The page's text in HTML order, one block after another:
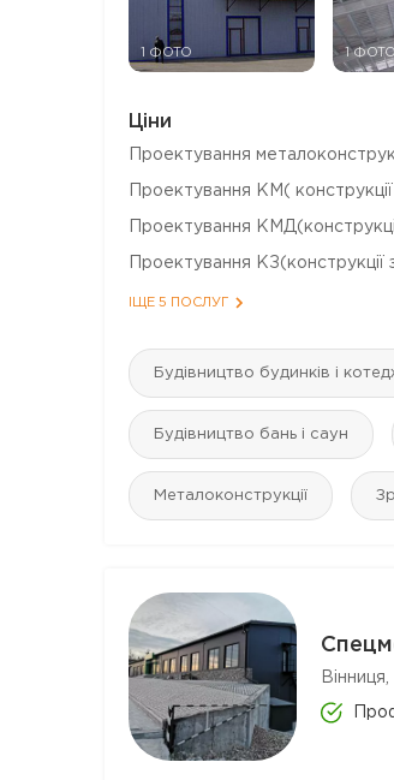
1 ФОТО 1 ФОТО
Ціни
Проектування
Проектування КМ(
Проектування
Проектування КЗ(конструкції
ІЩЕ 5 ПОСЛУГ
Будівництво будинків і
Будівництво бань і саун
Металоконструкції